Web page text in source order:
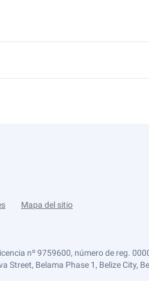
Mapa del sitio
nº 9759600, número de reg.
Street, Belama Phase 1, Belize City,